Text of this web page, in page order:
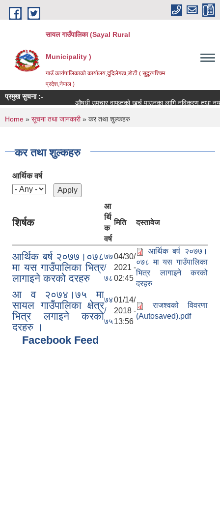
Skip to main content
सायल गाउँपालिका (Sayal Rural
Municipality )
गाउँ कार्यपालिकाको कार्यालय,दुदिलेगडा,डोटी ( सुदूरपश्चिम
प्रदेश,नेपाल )
प्रमुख सुचना :-
औषधी उपचार वाफतको खर्च पाउनका लागि नविकरण तथा नयाँ
You are here
Home » सूचना तथा जानकारी» कर तथा शुल्कहरु
कर तथा शुल्कहरु
आर्थिक वर्ष
शिर्षक
आ
र्थि
क
वर्ष
मिति दस्तावेज
आर्थिक बर्ष २०७७।०७८
मा यस गाउँपालिका भित्र
लागाइने करको दरहरु
७७
/
७८
04/30/
2021 -
02:45
आर्थिक बर्ष २०७७।
०७८ मा यस गाउँपालिका
भित्र लागाइने करको
दरहरु
आ व २०७४।७५ मा
सायल गाउँपालिका क्षेत्र
भित्र लगाइने करको
दरहरु ।
७४
/
७५
01/14/
2018 -
13:56
राजश्वको विवरणा
(Autosaved).pdf
Facebook Feed